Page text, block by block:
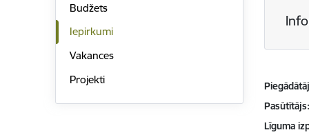
Budžets
Iepirkumi
Vakances
Projekti
Pasūtītājs
Līguma